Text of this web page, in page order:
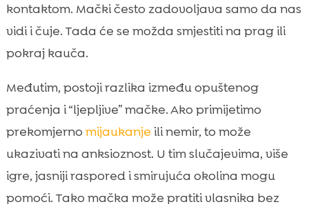
kontaktom. Mački često zadovoljava samo da nas
vidi i čuje. Tada će se možda smjestiti na prag ili
pokraj kauča.
Međutim, postoji razlika između opuštenog
praćenja i “ljepljive” mačke. Ako primijetimo
prekomjerno mijaukanje ili nemir, to može
ukazivati na anksioznost. U tim slučajevima, više
igre, jasniji raspored i smirujuća okolina mogu
pomoći. Tako mačka može pratiti vlasnika bez